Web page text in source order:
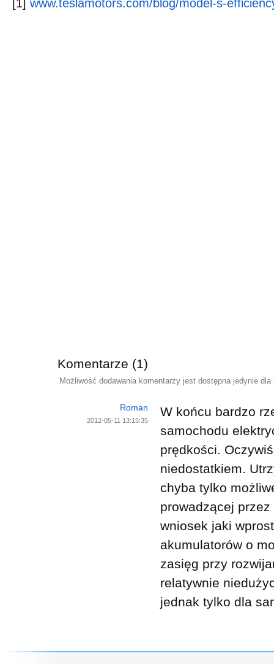
[1] www.teslamotors.com/blog/model-s-
Komentarze (1)
Możliwość dodawania komentarzy jest dostępna jedynie
Roman
2012-05-11 13:15:35
W końcu bardzo
samochodu
prędkości.
niedostatkiem.
chyba tylko
prowadzącej
wniosek jaki
akumulatorów o
zasięg przy
relatywnie
jednak tylko dla